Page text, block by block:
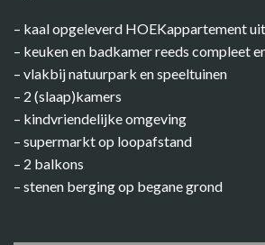
– kaal opgeleverd HOEKappartement
– keuken en badkamer reeds compleet
– vlakbij natuurpark en speeltuinen
– 2 (slaap)kamers
– kindvriendelijke omgeving
– supermarkt op loopafstand
– 2 balkons
– stenen berging op begane grond